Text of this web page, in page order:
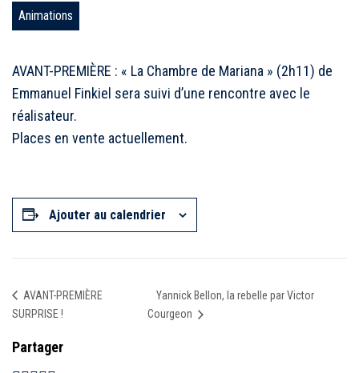
Animations
AVANT-PREMIÈRE : « La Chambre de Mariana » (2h11) de
Emmanuel Finkiel sera suivi d’une rencontre avec le
réalisateur.
Places en vente actuellement.
Ajouter au calendrier
AVANT-PREMIÈRE
SURPRISE !
Yannick Bellon, la rebelle par Victor
Courgeon
Partager